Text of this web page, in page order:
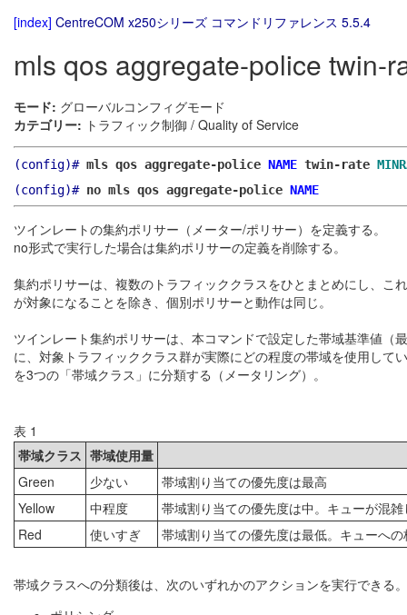
[index] CentreCOM x250シリーズ コマンドリファレンス 5.5.4
mls qos aggregate-police twin-
モード: グローバルコンフィグモード
カテゴリー: トラフィック制御 / Quality of Service
(config)# mls qos aggregate-police NAME twin-rate
(config)# no mls qos aggregate-police NAME
ツインレートの集約ポリサー（メーター/ポリサー）を定義する。
no形式で実行した場合は集約ポリサーの定義を削除する。
集約ポリサーは、複数のトラフィッククラスをひとまとめにし、
が対象になることを除き、個別ポリサーと動作は同じ。
ツインレート集約ポリサーは、本コマンドで設定した帯域基準値
に、対象トラフィッククラス群が実際にどの程度の帯域を使用し
を3つの「帯域クラス」に分類する（メータリング）。
表 1
帯域クラス 帯域使用量
Green
少ない
帯域割り当ての優先度は最高
Yellow
中程度
帯域割り当ての優先度は中。キューが混
Red
使いすぎ 帯域割り当ての優先度は最低。キューへ
帯域クラスへの分類後は、次のいずれかのアクションを実行できる。